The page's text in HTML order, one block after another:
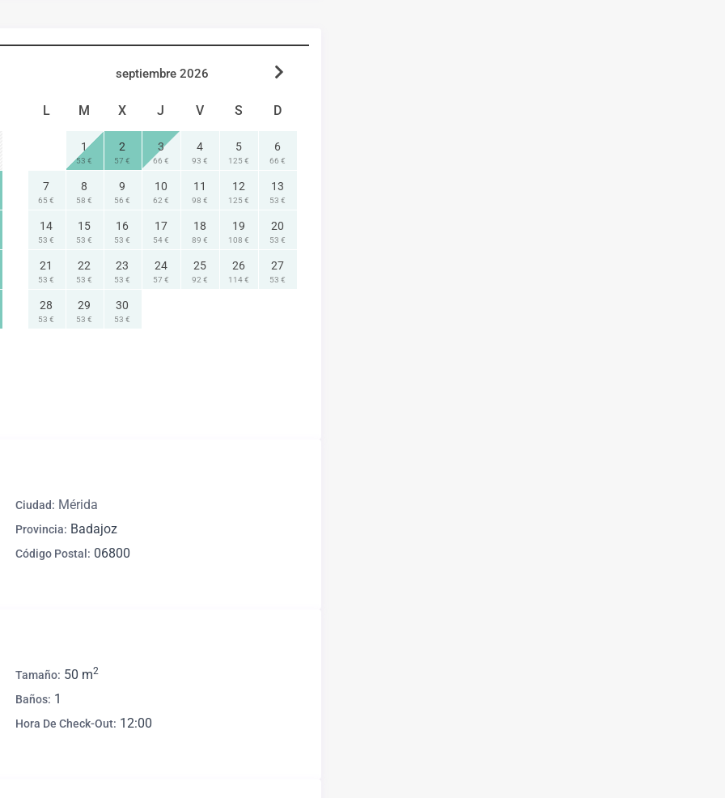
para una estancia confortable.
y espacios de recreo. Cuenta con todos los
y restaurantes. Su ubicación permite un fácil
principales vías de comunicación de la ciudad.
conexión con el transporte público y sus
con varias líneas de autobús que conectan con el
para desplazarse en coche, ya que dispone de
prefieren caminar o ir en bicicleta, las calles
tránsito a pie o en bici.
septiembre 2026
L M X J V S D
1
53 €
2
57 €
3
66 €
4
93 €
5
125 €
6
66 €
7
65 €
8
58 €
9
56 €
10
62 €
11
98 €
12
125 €
13
53 €
14
53 €
15
53 €
16
53 €
17
54 €
18
89 €
19
108 €
20
53 €
21
53 €
22
53 €
23
53 €
24
57 €
25
92 €
26
114 €
27
53 €
28
53 €
29
53 €
30
53 €
Ciudad: Mérida
Provincia: Badajoz
Código Postal: 06800
Tamaño: 50 m2
Baños: 1
Hora De Check-Out: 12:00